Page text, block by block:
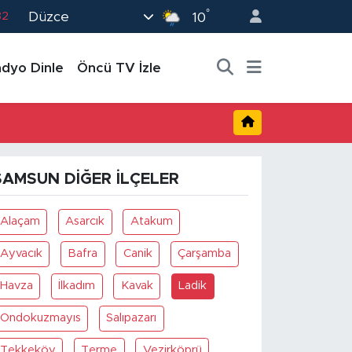
Düzce 10°
Dinle Öncü TV İzle
DIĞER İLÇELER
Alaçam Asarcık Atakum
Ayvacık Bafra Canik Çarşamba
Havza İlkadım Kavak Ladik
Ondokuzmayıs Salıpazarı